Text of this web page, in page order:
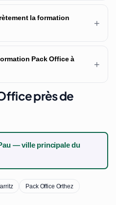
la formation
+
Pack Office à
+
près de
— ville principale du
Pack Office Orthez